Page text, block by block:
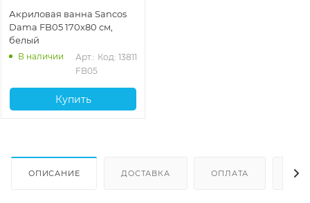
Акриловая ванна Sancos
Dama FB05 170х80 см,
белый
В наличии
Арт.:
FB05
Код: 13811
Купить
ОПИСАНИЕ ДОСТАВКА ОПЛАТА